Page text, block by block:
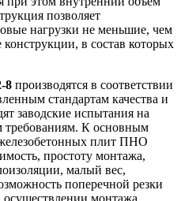
позволяет
нагрузки не меньшие, чем
в состав которых
8 производятся в соответствии
стандартам качества и
заводские испытания на
требованиям. К основным
плит ПНО
простоту монтажа,
малый вес,
поперечной резки
монтажа.